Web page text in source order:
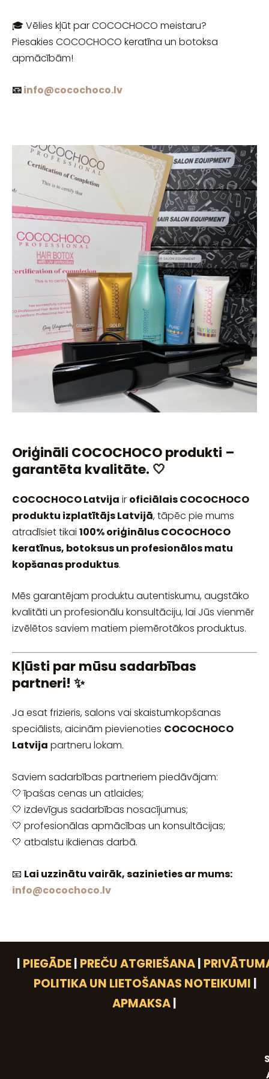
🎓 Vēlies kļūt par COCOCHOCO meistaru?
Piesakies COCOCHOCO keratīna un botoksa
apmācībām!
📧info@cocochoco.lv
Oriģināli COCOCHOCO produkti –
garantēta kvalitāte. 🤍
COCOCHOCO Latvija ir oficiālais COCOCHOCO
produktu izplatītājs Latvijā, tāpēc pie mums
atradīsiet tikai 100% oriģinālus COCOCHOCO
keratīnus, botoksus un profesionālos matu
kopšanas produktus.
Mēs garantējam produktu autentiskumu, augstāko
kvalitāti un profesionālu konsultāciju, lai Jūs vienmēr
izvēlētos saviem matiem piemērotākos produktus.
Kļūsti par mūsu sadarbības
partneri! ✨
Ja esat frizieris, salons vai skaistumkopšanas
speciālists, aicinām pievienoties COCOCHOCO
Latvija partneru lokam.
Saviem sadarbības partneriem piedāvājam:
🤍 īpašas cenas un atlaides;
🤍 izdevīgus sadarbības nosacījumus;
🤍 profesionālas apmācības un konsultācijas;
🤍 atbalstu ikdienas darbā.
📧 Lai uzzinātu vairāk, sazinieties ar mums:
info@cocochoco.lv
PIEGĀDE PREČU ATGRIEŠANA
POLITIKA UN LIETOŠANAS NOTEIKUMI
APMAKSA|